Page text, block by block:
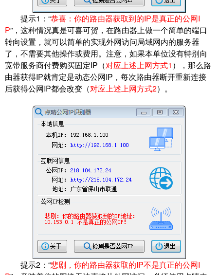
提示1：“恭喜：你的路由器获取到的IP是真正的公网I
P”，这种情况真是可喜可贺，在路由器上做一个简单的端口
转向设置，就可以简单的实现外网访问局域网内的服务器
了，不需要其他操作或费用。注意，如果本单位没有特别向
宽带服务商付费购买固定IP（对应上述上网方式1 ），那么路
由器获得IP就肯定是动态公网IP，每次路由器断开重新连接
后获得公网IP都会改变（对应上述上网方式2）。
提示2：“悲剧，你的路由器获取的IP不是真正的公网I